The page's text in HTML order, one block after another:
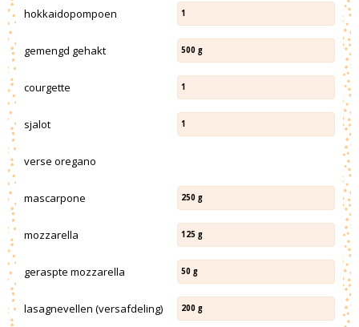
hokkaidopompoen 1
gemengd gehakt 500 g
courgette 1
sjalot 1
verse oregano
mascarpone 250 g
mozzarella 125 g
geraspte mozzarella 50 g
lasagnevellen (versafdeling) 200 g